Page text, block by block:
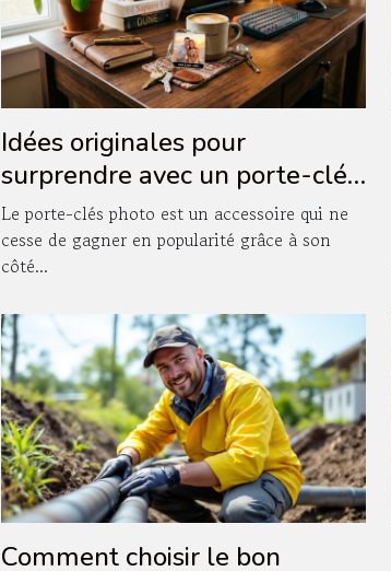
Idées originales pour
surprendre avec un porte-clés
photo
Le porte-clés photo est un accessoire qui ne
cesse de gagner en popularité grâce à son
côté...
Comment choisir le bon